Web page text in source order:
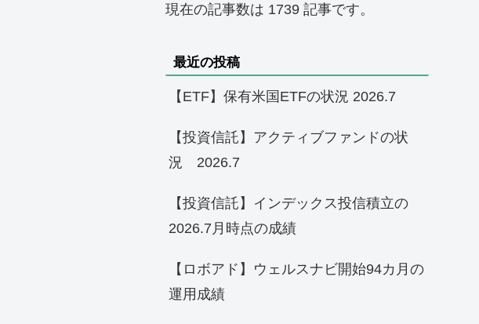
現在の記事数は 1739 記事です。
最近の投稿
【ETF】保有米国ETFの状況 2026.7
【投資信託】アクティブファンドの状
況 2026.7
【投資信託】インデックス投信積立の
2026.7月時点の成績
【ロボアド】ウェルスナビ開始94カ月の
運用成績